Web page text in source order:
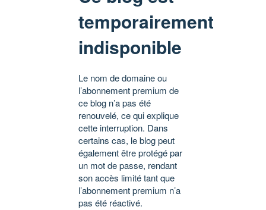
temporairement
indisponible
Le nom de domaine ou
l’abonnement premium de
ce blog n’a pas été
renouvelé, ce qui explique
cette interruption. Dans
certains cas, le blog peut
également être protégé par
un mot de passe, rendant
son accès limité tant que
l’abonnement premium n’a
pas été réactivé.